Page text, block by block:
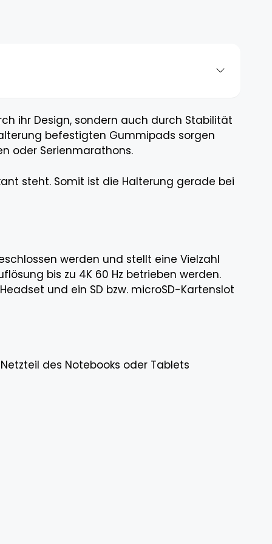
ihr Design, sondern auch durch Stabilität
befestigten Gummipads sorgen
oder Serienmarathons.
steht. Somit ist die Halterung gerade bei
werden und stellt eine Vielzahl
bis zu 4K 60 Hz betrieben werden.
und ein SD bzw. microSD-Kartenslot
des Notebooks oder Tablets